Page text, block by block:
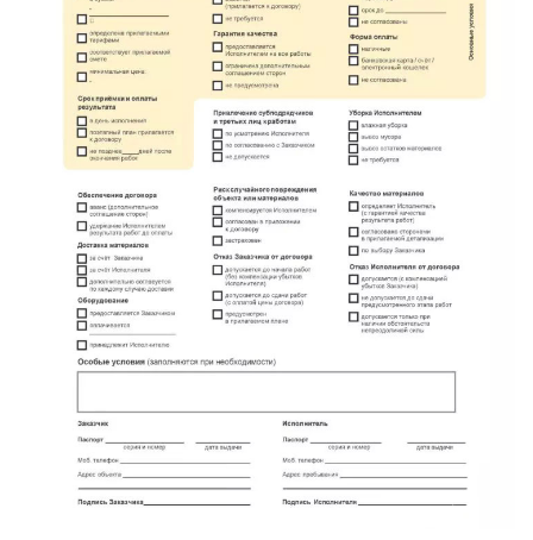
метро Площадь Революции
метро Проспект Вернадского
метро Планерная
метро Новые Черёмушки
метро Петровско-Разумовская
метро Новокузнецкая
метро Партизанская
метро Румянцево
метро Полежаевская